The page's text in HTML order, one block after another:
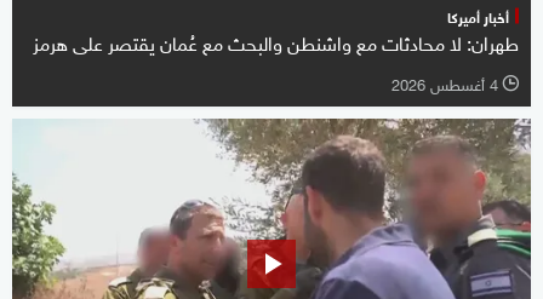
أخبار أميركا
طهران: لا محادثات مع واشنطن والبحث مع عُمان يقتصر على هرمز
l 4 أغسطس 2026